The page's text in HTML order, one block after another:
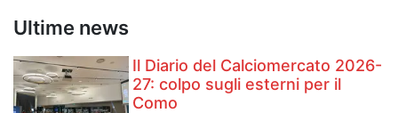
Ultime news
Il Diario del Calciomercato 2026-
27: colpo sugli esterni per il
Como